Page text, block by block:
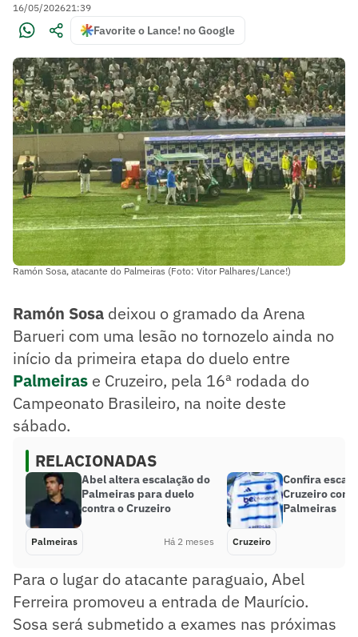
16/05/202621:39
Favorite o Lance! no Google
Ramón Sosa, atacante do Palmeiras (Foto: Vitor Palhares/Lance!)
Ramón Sosa deixou o gramado da Arena
Barueri com uma lesão no tornozelo ainda no
início da primeira etapa do duelo entre
Palmeiras e Cruzeiro, pela 16ª rodada do
Campeonato Brasileiro, na noite deste
sábado.
RELACIONADAS
Abel altera escalação do
Palmeiras para duelo
contra o Cruzeiro
Palmeiras Há 2 meses
Confira
Cruzeiro
Palmeiras
Cruzeiro
Para o lugar do atacante paraguaio, Abel
Ferreira promoveu a entrada de Maurício.
Sosa será submetido a exames nas próximas